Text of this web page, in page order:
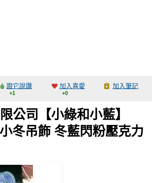
跟它說讚
+1
加入喜愛
+0
加入筆記
公司【小綠和小藍】
冬吊飾 冬藍閃粉壓克力